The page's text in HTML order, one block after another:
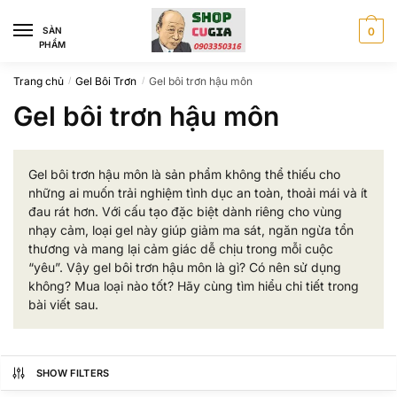
navigation
content
SÀN
PHẨM
0
Trang chủ / Gel Bôi Trơn / Gel bôi trơn hậu môn
Gel bôi trơn hậu môn
Gel bôi trơn hậu môn là sản phẩm không thể thiếu cho
những ai muốn trải nghiệm tình dục an toàn, thoải mái và ít
đau rát hơn. Với cấu tạo đặc biệt dành riêng cho vùng
nhạy cảm, loại gel này giúp giảm ma sát, ngăn ngừa tổn
thương và mang lại cảm giác dễ chịu trong mỗi cuộc
“yêu”. Vậy gel bôi trơn hậu môn là gì? Có nên sử dụng
không? Mua loại nào tốt? Hãy cùng tìm hiểu chi tiết trong
bài viết sau.
SHOW FILTERS